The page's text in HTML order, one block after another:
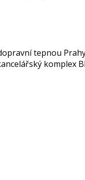
tepnou
komplex